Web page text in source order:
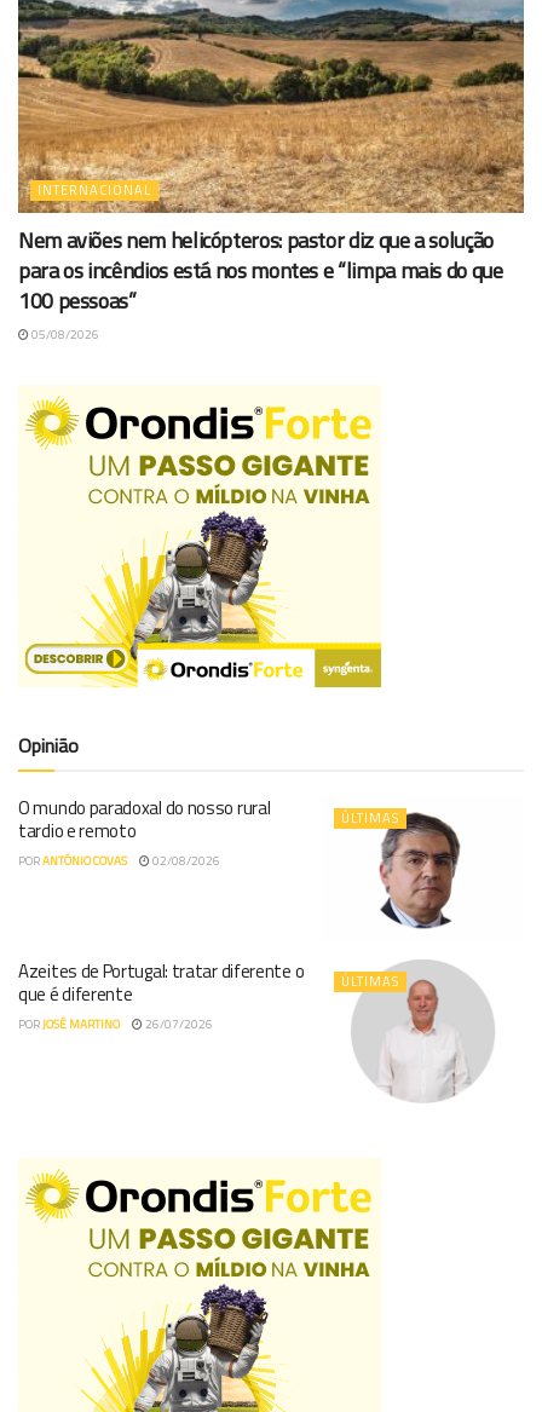
INTERNACIONAL
Nem aviões nem helicópteros: pastor diz que a solução
para os incêndios está nos montes e “limpa mais do que
100 pessoas”
05/08/2026
Opinião
ÚLTIMAS
O mundo paradoxal do nosso rural
tardio e remoto
PORANTÓNIO COVAS 02/08/2026
ÚLTIMAS
Azeites de Portugal: tratar diferente o
que é diferente
PORJOSÉ MARTINO 26/07/2026